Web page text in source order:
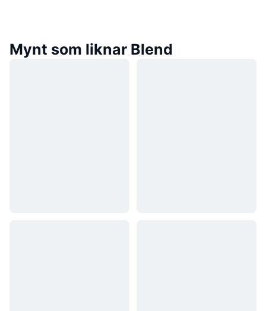
Mynt som liknar Blend